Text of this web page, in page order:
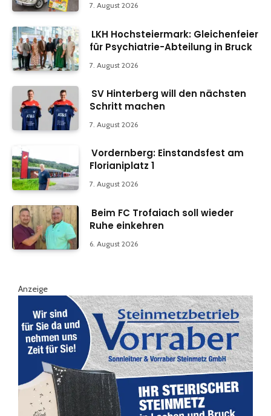
7. August 2026
LKH Hochsteiermark: Gleichenfeier
für Psychiatrie-Abteilung in Bruck
7. August 2026
SV Hinterberg will den nächsten
Schritt machen
7. August 2026
Vordernberg: Einstandsfest am
Florianiplatz 1
7. August 2026
Beim FC Trofaiach soll wieder
Ruhe einkehren
6. August 2026
Anzeige